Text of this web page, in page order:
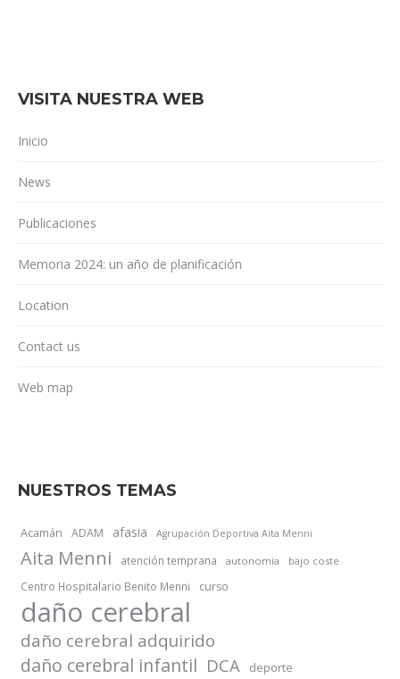
VISITA NUESTRA WEB
Inicio
News
Publicaciones
Memoria 2024: un año de planificación
Location
Contact us
Web map
NUESTROS TEMAS
Acamán ADAM afasia Agrupación Deportiva Aita Menni
Aita Menni atención temprana autonomía bajo coste
Centro Hospitalario Benito Menni curso
daño cerebral
daño cerebral adquirido
daño cerebral infantil DCA deporte